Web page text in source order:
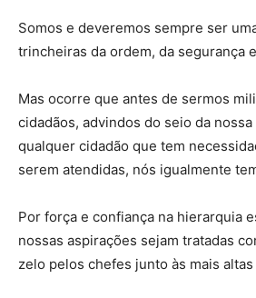
Somos e deveremos sempre ser
trincheiras da ordem, da segurança
Mas ocorre que antes de sermos
cidadãos, advindos do seio da
qualquer cidadão que tem
serem atendidas, nós igualmente
Por força e confiança na hierarquia
nossas aspirações sejam tratadas
zelo pelos chefes junto às mais